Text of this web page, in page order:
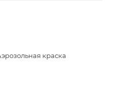
краска